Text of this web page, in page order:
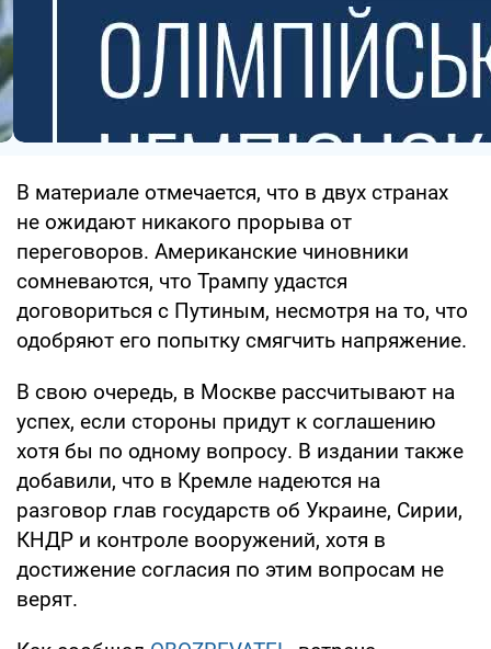
В материале отмечается, что в двух странах
не ожидают никакого прорыва от
переговоров. Американские чиновники
сомневаются, что Трампу удастся
договориться с Путиным, несмотря на то, что
одобряют его попытку смягчить напряжение.
В свою очередь, в Москве рассчитывают на
успех, если стороны придут к соглашению
хотя бы по одному вопросу. В издании также
добавили, что в Кремле надеются на
разговор глав государств об Украине, Сирии,
КНДР и контроле вооружений, хотя в
достижение согласия по этим вопросам не
верят.